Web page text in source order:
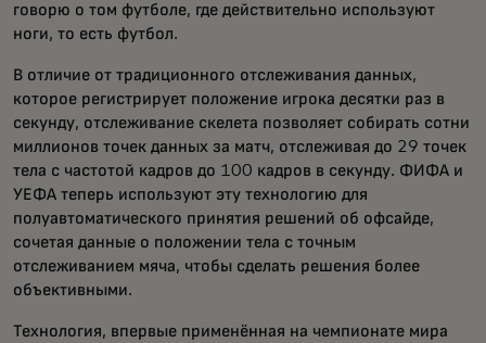
говорю о том футболе, где действительно используют
ноги, то есть футбол.
В отличие от традиционного отслеживания данных,
которое регистрирует положение игрока десятки раз в
секунду, отслеживание скелета позволяет собирать сотни
миллионов точек данных за матч, отслеживая до 29 точек
тела с частотой кадров до 100 кадров в секунду. ФИФА и
УЕФА теперь используют эту технологию для
полуавтоматического принятия решений об офсайде,
сочетая данные о положении тела с точным
отслеживанием мяча, чтобы сделать решения более
объективными.
Технология, впервые применённая на чемпионате мира